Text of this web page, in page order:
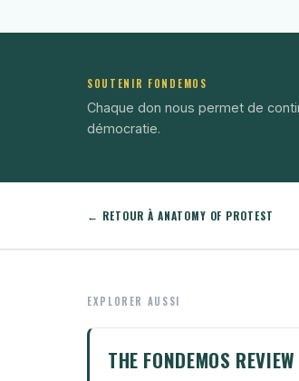
SOUTENIR FONDEMOS
Chaque don nous permet de
démocratie.
← RETOUR À ANATOMY OF PROTEST
EXPLORER AUSSI
THE FONDEMOS REVIEW